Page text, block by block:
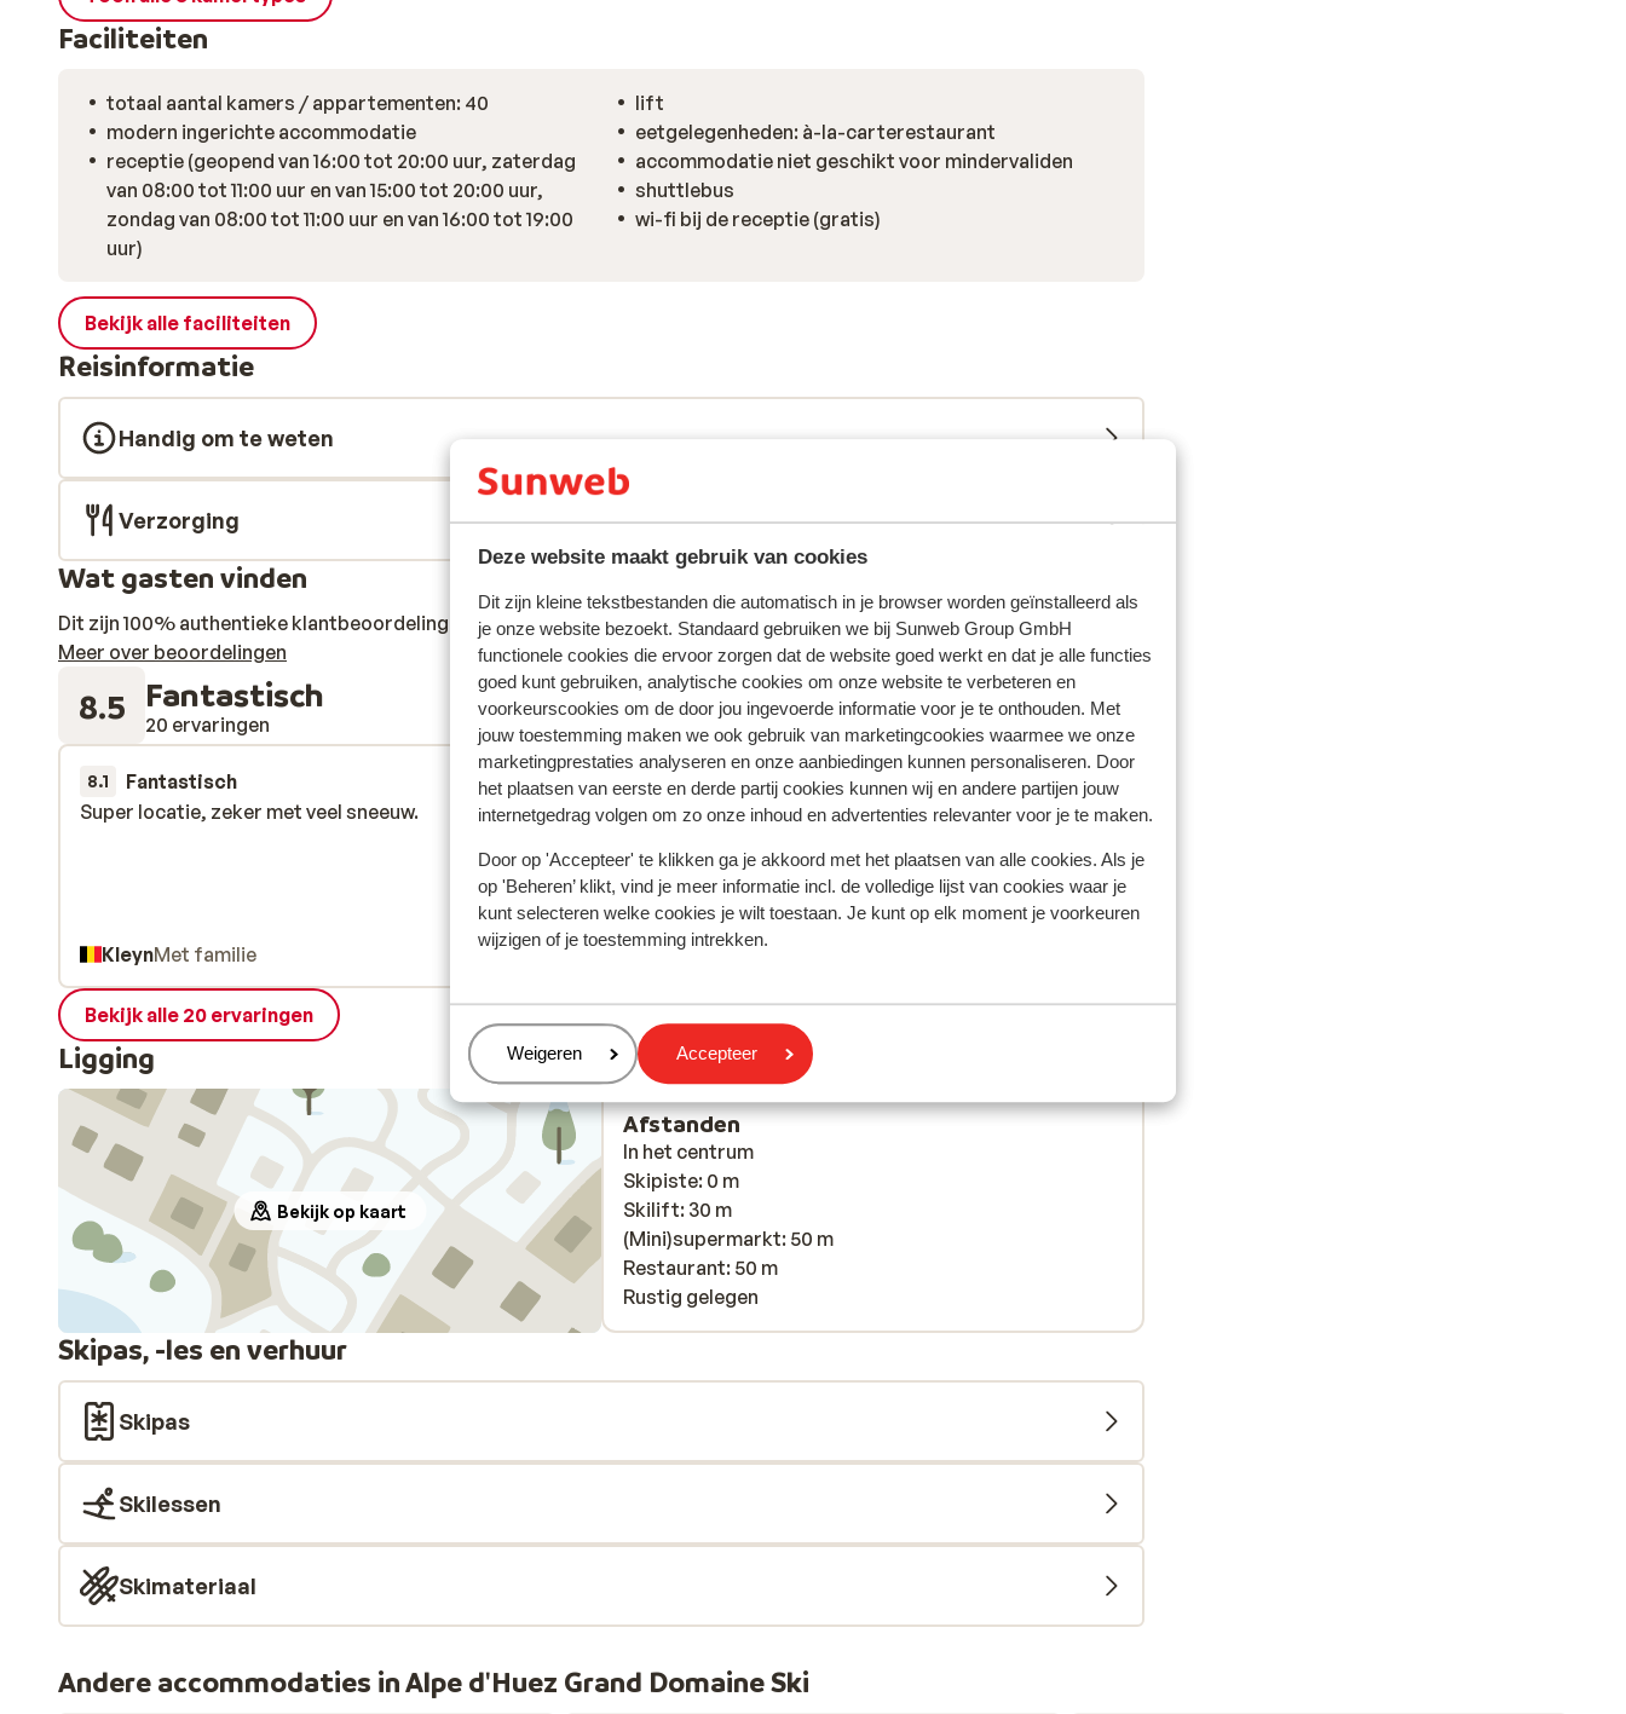
Deze website maakt gebruik van cookies
Dit zijn kleine tekstbestanden die automatisch in je browser worden geïnstalleerd als
je onze website bezoekt. Standaard gebruiken we bij Sunweb Group GmbH
functionele cookies die ervoor zorgen dat de website goed werkt en dat je alle functies
goed kunt gebruiken, analytische cookies om onze website te verbeteren en
voorkeurscookies om de door jou ingevoerde informatie voor je te onthouden. Met
jouw toestemming maken we ook gebruik van marketingcookies waarmee we onze
marketingprestaties analyseren en onze aanbiedingen kunnen personaliseren. Door
het plaatsen van eerste en derde partij cookies kunnen wij en andere partijen jouw
internetgedrag volgen om zo onze inhoud en advertenties relevanter voor je te maken.
Door op 'Accepteer' te klikken ga je akkoord met het plaatsen van alle cookies. Als je
op 'Beheren’ klikt, vind je meer informatie incl. de volledige lijst van cookies waar je
kunt selecteren welke cookies je wilt toestaan. Je kunt op elk moment je voorkeuren
wijzigen of je toestemming intrekken.
Beheren
Weigeren Accepteer
Faciliteiten
totaal aantal kamers / appartementen: 40
modern ingerichte accommodatie
receptie (geopend van 16:00 tot 20:00 uur, zaterdag
van 08:00 tot 11:00 uur en van 15:00 tot 20:00 uur,
zondag van 08:00 tot 11:00 uur en van 16:00 tot 19:00
uur)
lift
eetgelegenheden: à-la-carterestaurant
accommodatie niet geschikt voor mindervaliden
shuttlebus
wi-fi bij de receptie (gratis)
Bekijk alle faciliteiten
Reisinformatie
Handig om te weten
Verzorging
Wat gasten vinden
Dit zijn 100% authentieke klantbeoordelingen die hun ervaring met ons product eerlijk weergeven.
Meer over beoordelingen
8.5 Fantastisch
20 ervaringen Meest geboekt door met familie
8.1 Fantastisch
11 apr. 2026
Super locatie, zeker met veel sneeuw.
Super locatie, zeker met veel sneeuw.
KleynMet familie
9.6 Fantastisch
11 apr. 2026
Résidence chalet des neiges à Oz en Oisans. Semaine
formule. Lits faits à l'arrivée. Logement très propre
ainsi que l'espace bien être. Au pied des pistes.
Résidence chalet des neiges à Oz en Oisans. Semaine
formule. Lits faits à l'arrivée. Logement très propre
ainsi que l'espace bien être. Au pied des pistes.
Vertalen naar het Nederlands (BE)
Anoniem
Bekijk alle 20 ervaringen
Ligging
Bekijk op kaart
Afstanden
In het centrum
Skipiste: 0 m
Skilift: 30 m
(Mini)supermarkt: 50 m
Restaurant: 50 m
Rustig gelegen
Skipas, -les en verhuur
Skipas
Skilessen
Skimateriaal
Andere accommodaties in Alpe d'Huez Grand Domaine Ski